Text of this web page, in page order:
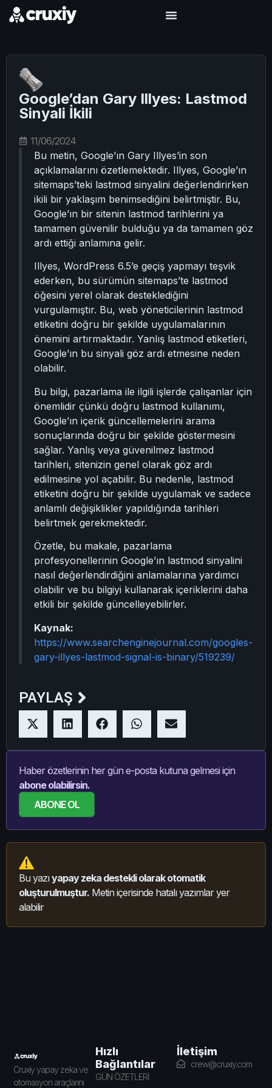
Google’dan Gary Illyes: Lastmod
Sinyali İkili
11/06/2024
Bu metin, Google’ın Gary Illyes’in son
açıklamalarını özetlemektedir. Illyes, Google’ın
sitemaps’teki lastmod sinyalini değerlendirirken
ikili bir yaklaşım benimsediğini belirtmiştir. Bu,
Google’ın bir sitenin lastmod tarihlerini ya
tamamen güvenilir bulduğu ya da tamamen göz
ardı ettiği anlamına gelir.
Illyes, WordPress 6.5’e geçiş yapmayı teşvik
ederken, bu sürümün sitemaps’te lastmod
öğesini yerel olarak desteklediğini
vurgulamıştır. Bu, web yöneticilerinin lastmod
etiketini doğru bir şekilde uygulamalarının
önemini artırmaktadır. Yanlış lastmod etiketleri,
Google’ın bu sinyali göz ardı etmesine neden
olabilir.
Bu bilgi, pazarlama ile ilgili işlerde çalışanlar için
önemlidir çünkü doğru lastmod kullanımı,
Google’ın içerik güncellemelerini arama
sonuçlarında doğru bir şekilde göstermesini
sağlar. Yanlış veya güvenilmez lastmod
tarihleri, sitenizin genel olarak göz ardı
edilmesine yol açabilir. Bu nedenle, lastmod
etiketini doğru bir şekilde uygulamak ve sadece
anlamlı değişiklikler yapıldığında tarihleri
belirtmek gerekmektedir.
Özetle, bu makale, pazarlama
profesyonellerinin Google’ın lastmod sinyalini
nasıl değerlendirdiğini anlamalarına yardımcı
olabilir ve bu bilgiyi kullanarak içeriklerini daha
etkili bir şekilde güncelleyebilirler.
Kaynak:
https://www.searchenginejournal.com/googles-
gary-illyes-lastmod-signal-is-binary/519239/
PAYLAŞ
Haber özetlerinin her gün e-posta kutuna gelmesi için
abone olabilirsin.
ABONE OL
Bu yazıyapay zeka destekli olarak otomatik
oluşturulmuştur. Metin içerisinde hatalı yazımlar yer
alabilir
Cruxiy yapay zeka ve
otomasyon araçlarını
Hızlı
Bağlantılar
GÜN ÖZETLERİ
İletişim
crew@cruxiy.com